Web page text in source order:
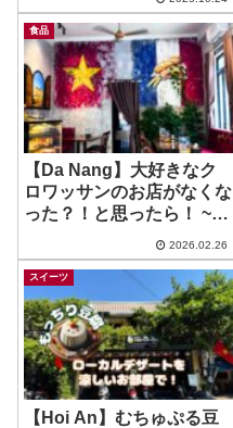
Baguette
食品
【Da Nang】大好きなク
ロワッサンのお店がなくな
った？！と思ったら！ ~
2026.02.26
スイーツ
【Hoi An】むちゅぷる豆